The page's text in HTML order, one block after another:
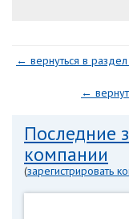
← вернуться в
←
Последние
компании
(зарегистрировать